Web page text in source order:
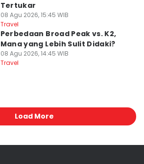
Tertukar
08 Agu 2026, 15:45 WIB
Travel
Perbedaan Broad Peak vs. K2,
Mana yang Lebih Sulit Didaki?
08 Agu 2026, 14:45 WIB
Travel
Load More